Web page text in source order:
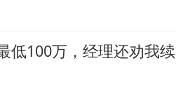
低100万，经理还劝我续